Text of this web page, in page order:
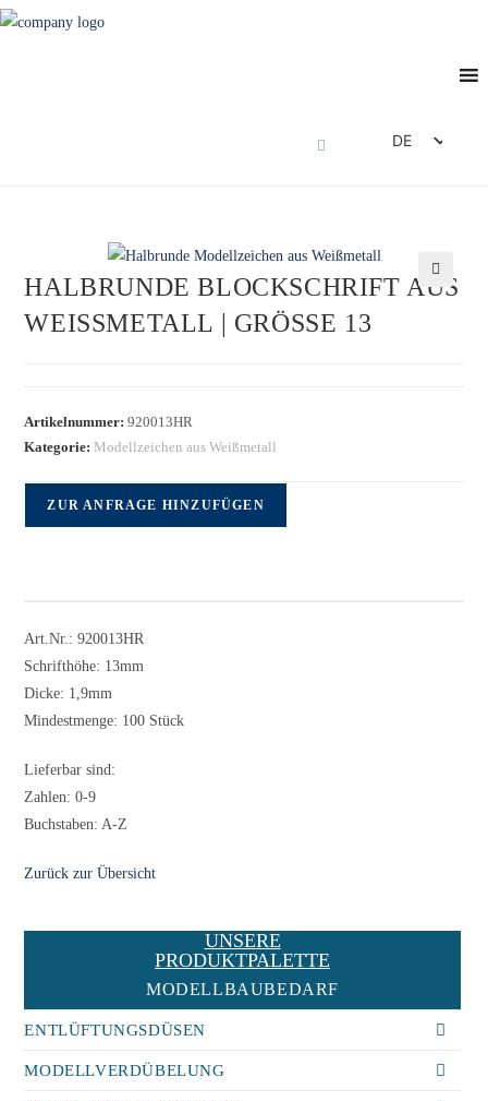
DE
IT
🔍
HALBRUNDE BLOCKSCHRIFT AUS
WEISSMETALL | GRÖSSE 13
Artikelnummer:920013HR
Kategorie: Modellzeichen aus Weißmetall
ZUR ANFRAGE HINZUFÜGEN
Art.Nr.: 920013HR
Schrifthöhe: 13mm
Dicke: 1,9mm
Mindestmenge: 100 Stück
Lieferbar sind:
Zahlen: 0-9
Buchstaben: A-Z
Zurück zur Übersicht
UNSERE
PRODUKTPALETTE
MODELLBAUBEDARF
ENTLÜFTUNGSDÜSEN
MODELLVERDÜBELUNG